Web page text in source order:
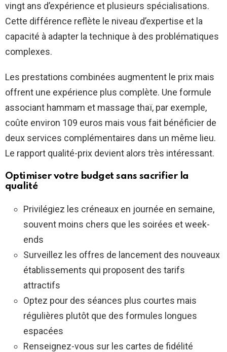
vingt ans d’expérience et plusieurs spécialisations.
Cette différence reflète le niveau d’expertise et la
capacité à adapter la technique à des problématiques
complexes.
Les prestations combinées augmentent le prix mais
offrent une expérience plus complète. Une formule
associant hammam et massage thaï, par exemple,
coûte environ 109 euros mais vous fait bénéficier de
deux services complémentaires dans un même lieu.
Le rapport qualité-prix devient alors très intéressant.
Optimiser votre budget sans sacrifier la
qualité
Privilégiez les créneaux en journée en semaine,
souvent moins chers que les soirées et week-
ends
Surveillez les offres de lancement des nouveaux
établissements qui proposent des tarifs
attractifs
Optez pour des séances plus courtes mais
régulières plutôt que des formules longues
espacées
Renseignez-vous sur les cartes de fidélité